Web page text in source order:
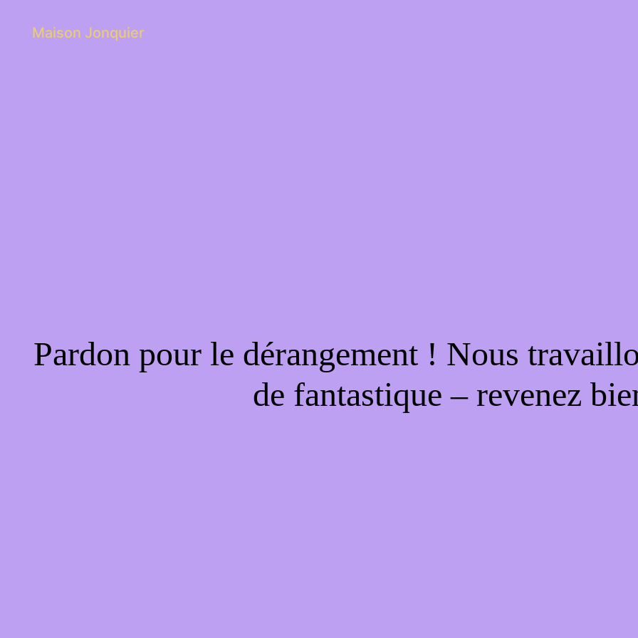
Maison Jonquier
Pardon pour le dérangement ! Nous
de fantastique – revenez